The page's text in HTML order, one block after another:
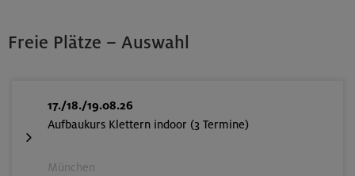
Freie Plätze – Auswahl
17./18./19.08.26
Aufbaukurs Klettern indoor (3 Termine)
München